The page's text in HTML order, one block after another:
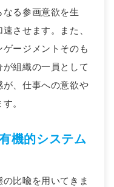
る参画意欲を生
させます。また、
ージメントそのも
組織の一員として
、仕事への意欲や
。
機的システム
比喩を用いてきま